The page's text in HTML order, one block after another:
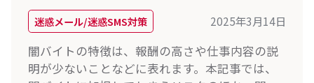
迷惑メール/迷惑SMS対策 2025年3月14日
闇バイトの特徴は、報酬の高さや仕事内容の説
明が少ないことなどに表れます。本記事では、